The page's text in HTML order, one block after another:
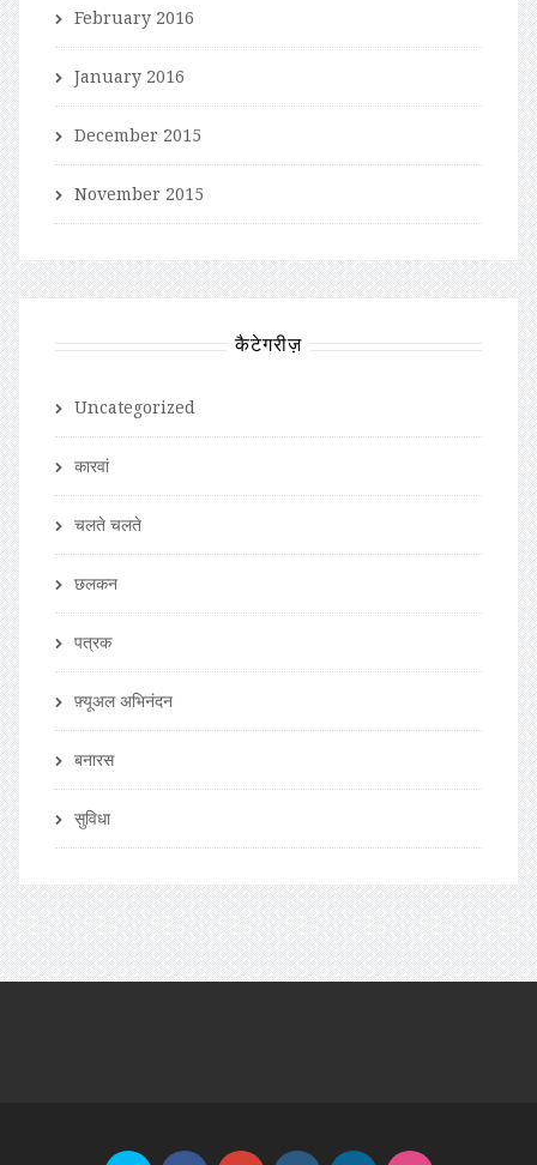
February 2016
January 2016
December 2015
November 2015
कैटेगरीज़
Uncategorized
कारवां
चलते चलते
छलकन
पत्रक
फ़्यूअल अभिनंदन
बनारस
सुविधा